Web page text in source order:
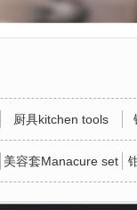
厨具kitchen tools
美容套Manacure set